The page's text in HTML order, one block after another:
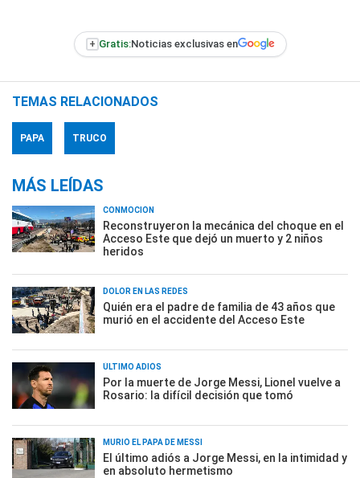
+ Gratis:Noticias exclusivas en
TEMAS RELACIONADOS
PAPA TRUCO
MÁS LEÍDAS
CONMOCIÓN
Reconstruyeron la mecánica del choque en el
Acceso Este que dejó un muerto y 2 niños
heridos
DOLOR EN LAS REDES
Quién era el padre de familia de 43 años que
murió en el accidente del Acceso Este
ÚLTIMO ADIÓS
Por la muerte de Jorge Messi, Lionel vuelve a
Rosario: la difícil decisión que tomó
MURIÓ EL PAPÁ DE MESSI
El último adiós a Jorge Messi, en la intimidad y
en absoluto hermetismo